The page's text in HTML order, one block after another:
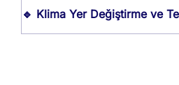
🔹 Klima Yer Değiştirme ve